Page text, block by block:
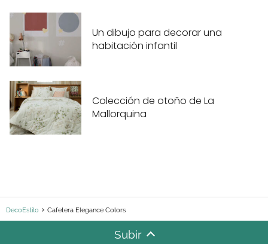
Un dibujo para decorar una
habitación infantil
Colección de otoño de La
Mallorquina
DecoEstilo Cafetera Elegance Colors
Subir